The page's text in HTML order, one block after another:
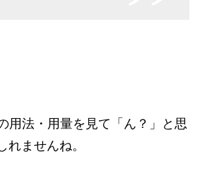
用法・用量を見て「ん？」と思
れませんね。